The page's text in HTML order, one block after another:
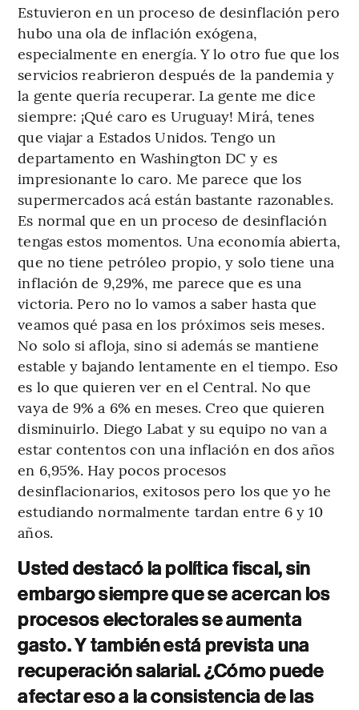
Estuvieron en un proceso de desinflación pero
hubo una ola de inflación exógena,
especialmente en energía. Y lo otro fue que los
servicios reabrieron después de la pandemia y
la gente quería recuperar. La gente me dice
siempre: ¡Qué caro es Uruguay! Mirá, tenes
que viajar a Estados Unidos. Tengo un
departamento en Washington DC y es
impresionante lo caro. Me parece que los
supermercados acá están bastante razonables.
Es normal que en un proceso de desinflación
tengas estos momentos. Una economía abierta,
que no tiene petróleo propio, y solo tiene una
inflación de 9,29%, me parece que es una
victoria. Pero no lo vamos a saber hasta que
veamos qué pasa en los próximos seis meses.
No solo si afloja, sino si además se mantiene
estable y bajando lentamente en el tiempo. Eso
es lo que quieren ver en el Central. No que
vaya de 9% a 6% en meses. Creo que quieren
disminuirlo. Diego Labat y su equipo no van a
estar contentos con una inflación en dos años
en 6,95%. Hay pocos procesos
desinflacionarios, exitosos pero los que yo he
estudiando normalmente tardan entre 6 y 10
años.
Usted destacó la política fiscal, sin
embargo siempre que se acercan los
procesos electorales se aumenta
gasto. Y también está prevista una
recuperación salarial. ¿Cómo puede
afectar eso a la consistencia de las